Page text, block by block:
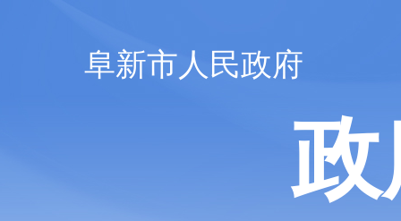
阜新市人民政府